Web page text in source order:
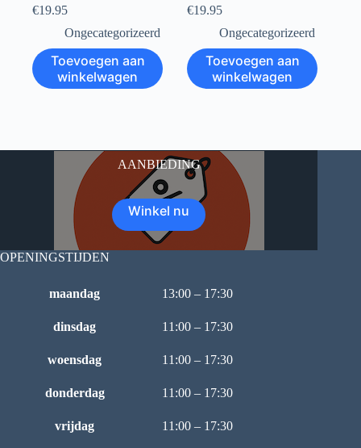
€19.95
Ongecategorizeerd
Toevoegen aan
winkelwagen
€19.95
Ongecategorizeerd
Toevoegen aan
winkelwagen
AANBIEDING
Winkel nu
OPENINGSTIJDEN
maandag 13:00 – 17:30
dinsdag 11:00 – 17:30
woensdag 11:00 – 17:30
donderdag 11:00 – 17:30
vrijdag 11:00 – 17:30